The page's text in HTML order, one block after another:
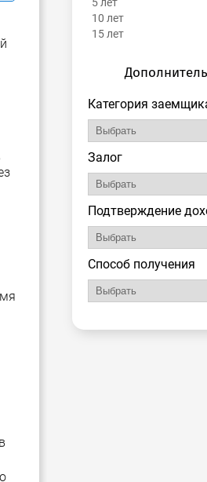
5 лет
10 лет
15 лет
Категория
Залог
Подтверждение
Способ получения